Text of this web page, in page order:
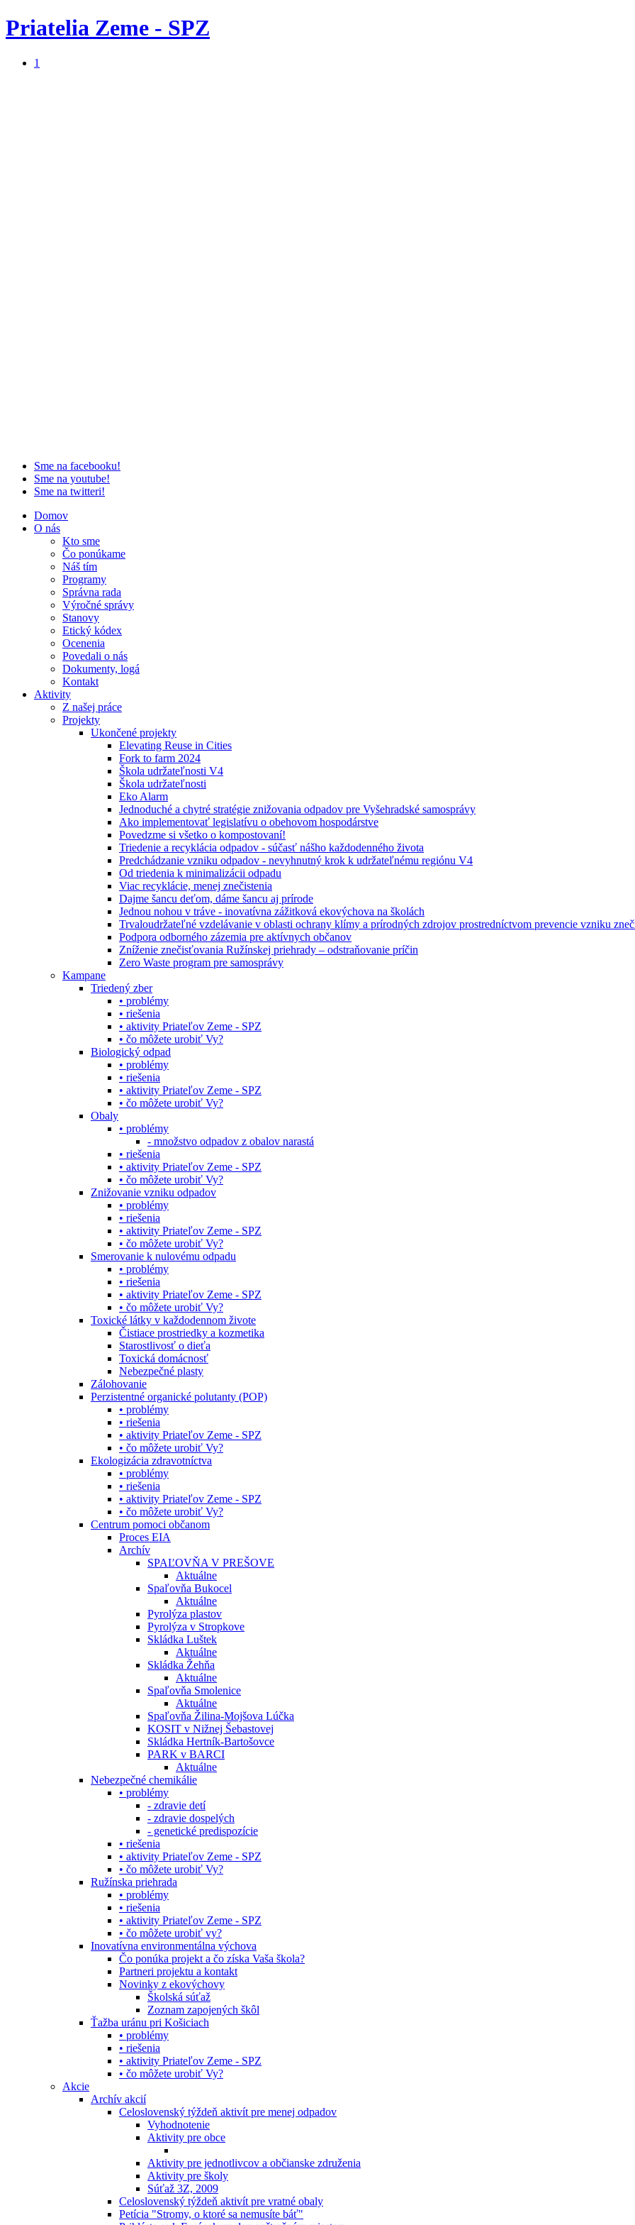
Priatelia Zeme - SPZ
1
Sme na facebooku!
Sme na youtube!
Sme na twitteri!
Domov
O nás
Kto sme
Čo ponúkame
Náš tím
Programy
Správna rada
Výročné správy
Stanovy
Etický kódex
Ocenenia
Povedali o nás
Dokumenty, logá
Kontakt
Aktivity
Z našej práce
Projekty
Ukončené projekty
Elevating Reuse in Cities
Fork to farm 2024
Škola udržateľnosti V4
Škola udržateľnosti
Eko Alarm
Jednoduché a chytré stratégie znižovania odpadov pre Vyšehradské samosprávy
Ako implementovať legislatívu o obehovom hospodárstve
Povedzme si všetko o kompostovaní!
Triedenie a recyklácia odpadov - súčasť nášho každodenného života
Predchádzanie vzniku odpadov - nevyhnutný krok k udržateľnému regiónu V4
Od triedenia k minimalizácii odpadu
Viac recyklácie, menej znečistenia
Dajme šancu deťom, dáme šancu aj prírode
Jednou nohou v tráve - inovatívna zážitková ekovýchova na školách
Trvaloudržateľné vzdelávanie v oblasti ochrany klímy a prírodných zdrojov prostredníctvom prevencie vzniku
Podpora odborného zázemia pre aktívnych občanov
Zníženie znečisťovania Ružínskej priehrady – odstraňovanie príčin
Zero Waste program pre samosprávy
Kampane
Triedený zber
• problémy
• riešenia
• aktivity Priateľov Zeme - SPZ
• čo môžete urobiť Vy?
Biologický odpad
• problémy
• riešenia
• aktivity Priateľov Zeme - SPZ
• čo môžete urobiť Vy?
Obaly
• problémy
- množstvo odpadov z obalov narastá
• riešenia
• aktivity Priateľov Zeme - SPZ
• čo môžete urobiť Vy?
Znižovanie vzniku odpadov
• problémy
• riešenia
• aktivity Priateľov Zeme - SPZ
• čo môžete urobiť Vy?
Smerovanie k nulovému odpadu
• problémy
• riešenia
• aktivity Priateľov Zeme - SPZ
• čo môžete urobiť Vy?
Toxické látky v každodennom živote
Čistiace prostriedky a kozmetika
Starostlivosť o dieťa
Toxická domácnosť
Nebezpečné plasty
Zálohovanie
Perzistentné organické polutanty (POP)
• problémy
• riešenia
• aktivity Priateľov Zeme - SPZ
• čo môžete urobiť Vy?
Ekologizácia zdravotníctva
• problémy
• riešenia
• aktivity Priateľov Zeme - SPZ
• čo môžete urobiť Vy?
Centrum pomoci občanom
Proces EIA
Archív
SPAĽOVŇA V PREŠOVE
Aktuálne
Spaľovňa Bukocel
Aktuálne
Pyrolýza plastov
Pyrolýza v Stropkove
Skládka Luštek
Aktuálne
Skládka Žehňa
Aktuálne
Spaľovňa Smolenice
Aktuálne
Spaľovňa Žilina-Mojšova Lúčka
KOSIT v Nižnej Šebastovej
Skládka Hertník-Bartošovce
PARK v BARCI
Aktuálne
Nebezpečné chemikálie
• problémy
- zdravie detí
- zdravie dospelých
- genetické predispozície
• riešenia
• aktivity Priateľov Zeme - SPZ
• čo môžete urobiť Vy?
Ružínska priehrada
• problémy
• riešenia
• aktivity Priateľov Zeme - SPZ
• čo môžete urobiť vy?
Inovatívna environmentálna výchova
Čo ponúka projekt a čo získa Vaša škola?
Partneri projektu a kontakt
Novinky z ekovýchovy
Školská súťaž
Zoznam zapojených škôl
Ťažba uránu pri Košiciach
• problémy
• riešenia
• aktivity Priateľov Zeme - SPZ
• čo môžete urobiť Vy?
Akcie
Archív akcií
Celoslovenský týždeň aktivít pre menej odpadov
Vyhodnotenie
Aktivity pre obce
Aktivity pre jednotlivcov a občianske združenia
Aktivity pre školy
Súťaž 3Z, 2009
Celoslovenský týždeň aktivít pre vratné obaly
Petícia "Stromy, o ktoré sa nemusíte báť"